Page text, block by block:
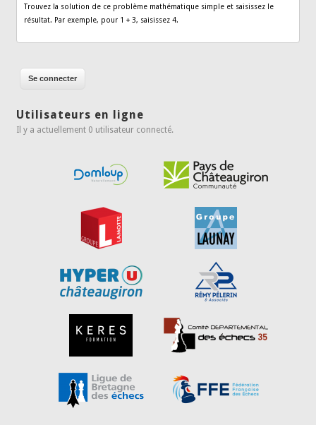
Trouvez la solution de ce problème mathématique simple et saisissez le
résultat. Par exemple, pour 1 + 3, saisissez 4.
Utilisateurs en ligne
Il y a actuellement 0 utilisateur connecté.